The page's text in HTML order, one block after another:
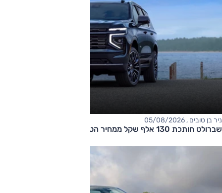
ניר בן טובים , 05/08/2026
שברולט חותכת 130 אלף שקל ממחיר הטאהו